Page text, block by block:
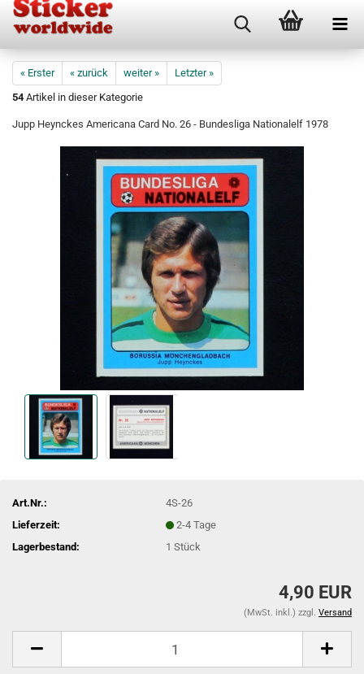
« Erster « zurück weiter »
Letzter »
54Artikel in dieser Kategorie
Jupp Heynckes Americana Card No. 26 - Bundesliga Nationalelf 1978
Art.Nr.:
4S-26
Lieferzeit:
2-4 Tage
Lagerbestand:
1Stück
4,90 EUR
(MwSt. inkl.) zzgl. Versand